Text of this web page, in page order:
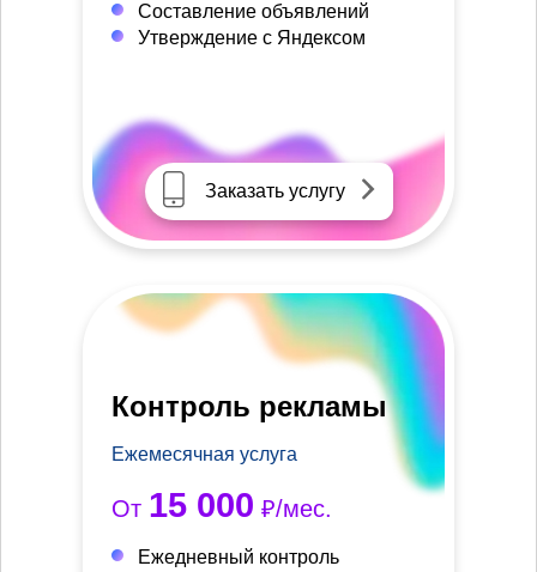
Составление объявлений
Утверждение с Яндексом
Заказать услугу
Контроль рекламы
Ежемесячная услуга
От 15 000 ₽/мес.
Ежедневный контроль